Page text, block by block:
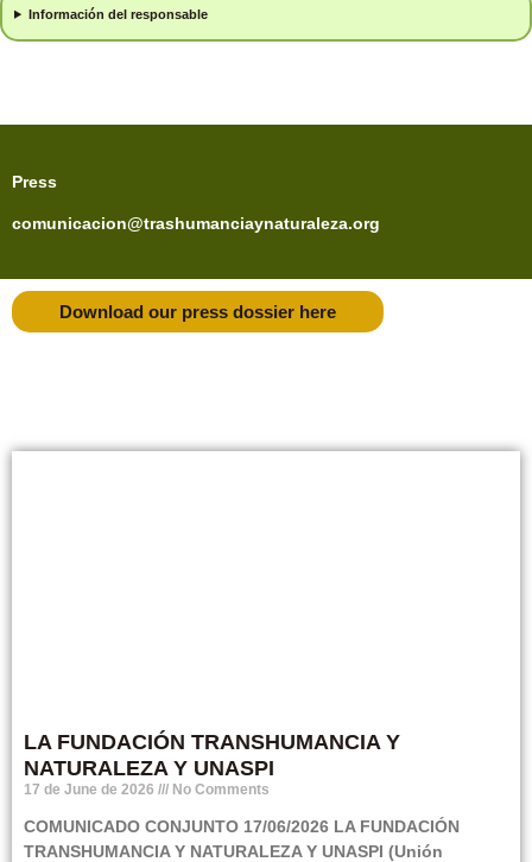
Información del responsable
Press
comunicacion@trashumanciaynaturaleza.org
Download our press dossier here
LA FUNDACIÓN TRANSHUMANCIA Y
NATURALEZA Y UNASPI
17 de June de 2026 No Comments
COMUNICADO CONJUNTO 17/06/2026 LA FUNDACIÓN
TRANSHUMANCIA Y NATURALEZA Y UNASPI (Unión